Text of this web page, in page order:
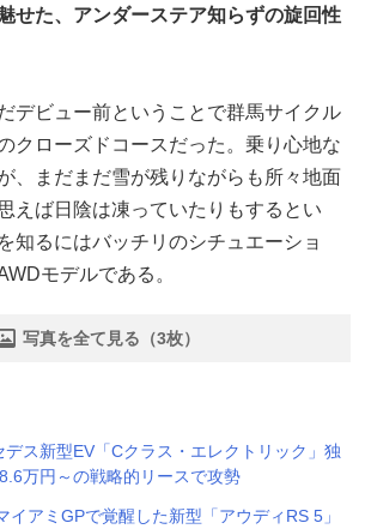
せた、アンダーステア知らずの旋回性
デビュー前ということで群馬サイクル
クローズドコースだった。乗り心地な
、まだまだ雪が残りながらも所々地面
えば日陰は凍っていたりもするとい
知るにはバッチリのシチュエーショ
モデルである。
写真を全て見る（3枚）
デス新型EV「Cクラス・エレクトリック」独
万円～の戦略的リースで攻勢
アミGPで覚醒した新型「アウディRS 5」